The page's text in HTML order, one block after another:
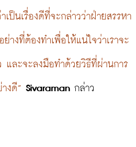
ป็นเรื่องดีที่จะกล่าวว่าฝ่ายสรรหา
ย่างที่ต้องทำเพื่อให้แน่ใจว่าเราจะ
และจะลงมือทำด้วยวิธีที่ผ่านการ
งดี” Sivaraman กล่าว